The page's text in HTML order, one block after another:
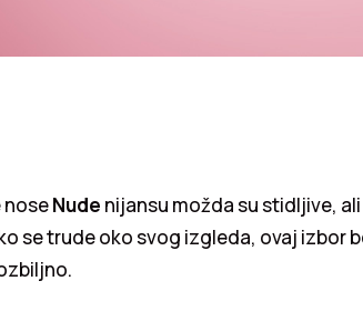
noseNude nijansu možda su stidljive,
se trude oko svog izgleda, ovaj izbor